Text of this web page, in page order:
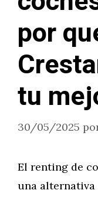
por
tu
30/05/2025
El renting de
una alternativa